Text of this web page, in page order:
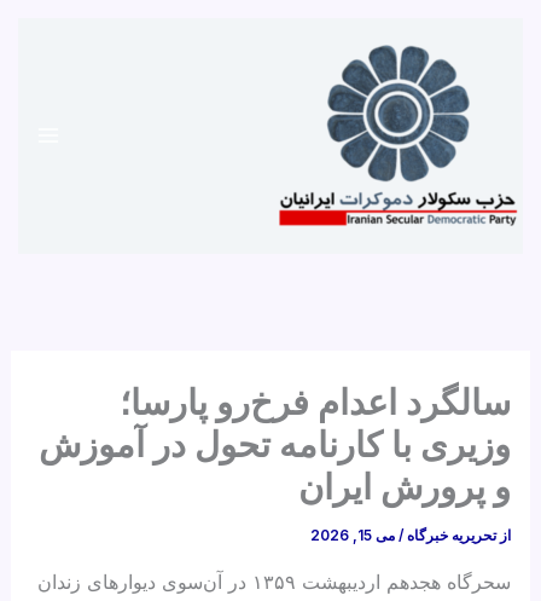
سالگرد اعدام فرخ‌رو پارسا؛
وزیری با کارنامه تحول در آموزش‌
و پرورش ایران
از تحریریه خبرگاه/می 15, 2026
سحرگاه هجدهم اردیبهشت ۱۳۵۹ در آن‌سوی دیوارهای زندان